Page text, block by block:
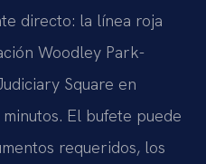
directo: la línea roja
Woodley Park-
Square en
El bufete puede
requeridos, los